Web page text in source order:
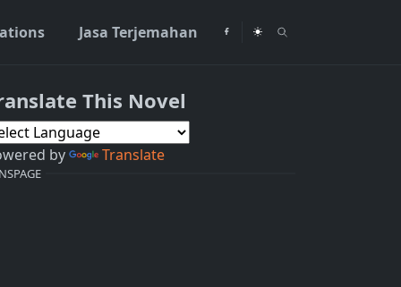
Jasa Terjemahan
This Novel
by Translate